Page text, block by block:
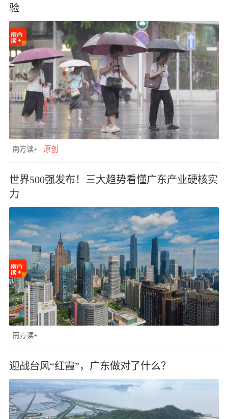
验
南方读+ 原创
世界500强发布！三大趋势看懂广东产业硬核实
力
南方读+
迎战台风“红霞”，广东做对了什么？